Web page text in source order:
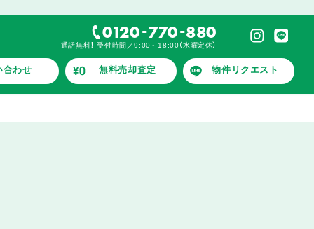
0120-770-880
通話無料！ 受付時間／9:00～18:00（水曜定休）
合わせ 無料売却査定 物件リクエスト